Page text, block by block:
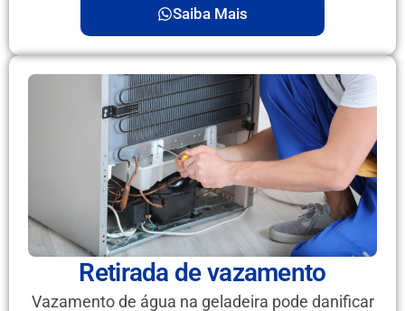
Saiba Mais
Retirada de vazamento
Vazamento de água na geladeira pode danificar